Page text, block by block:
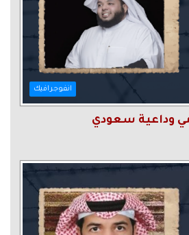
انفوجرافيك
وداعية سعودي